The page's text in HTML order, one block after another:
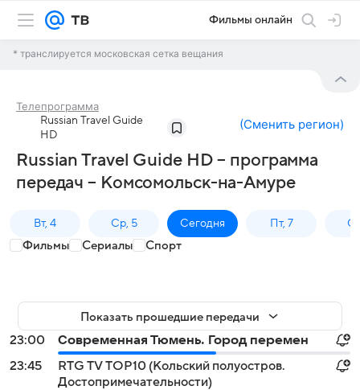
Фильмы онлайн
* транслируется московская сетка вещания
Телепрограмма
Russian Travel Guide
HD
(Сменить регион)
Russian Travel Guide HD – программа
передач – Комсомольск-на-Амуре
Вт, 4 Ср, 5 Сегодня Пт, 7
Фильмы Сериалы Спорт
Показать прошедшие передачи
23:00
Современная Тюмень. Город перемен
23:45
RTG TV TOP10 (Кольский полуостров.
Достопримечательности)